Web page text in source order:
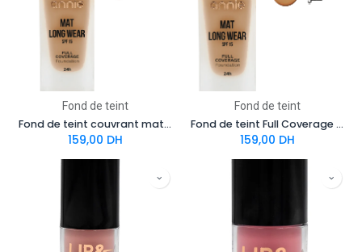
Fond de teint
Fond de teint couvrant mat SPF 15 n° 05 – Beige clair
159,00 DH
Fond de teint
Fond de teint Full Coverage Mat SPF 15 No.06 – Miel
159,00 DH